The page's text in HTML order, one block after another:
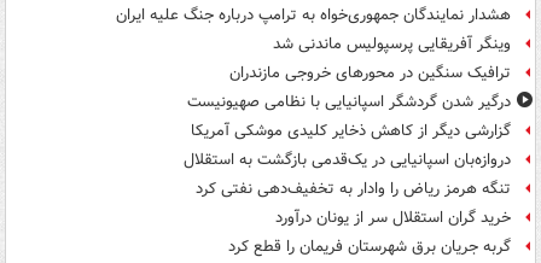
هشدار نمایندگان جمهوری‌خواه به ترامپ درباره جنگ علیه ایران
وینگر آفریقایی پرسپولیس ماندنی شد
ترافیک سنگین در محورهای خروجی مازندران
درگیر شدن گردشگر اسپانیایی با نظامی صهیونیست
گزارشی دیگر از کاهش ذخایر کلیدی موشکی آمریکا
دروازه‌بان اسپانیایی در یک‌قدمی بازگشت به استقلال
تنگه هرمز ریاض را وادار به تخفیف‌دهی نفتی کرد
خرید گران استقلال سر از یونان درآورد
گربه جریان برق شهرستان فریمان را قطع کرد